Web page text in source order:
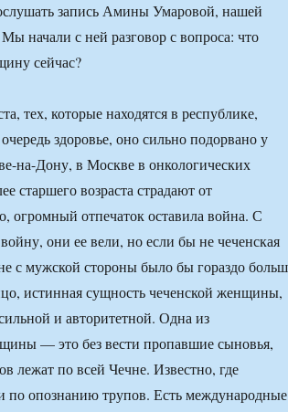
запись Амины Умаровой, нашей
начали с ней разговор с вопроса: что
сейчас?
тех, которые находятся в республике,
здоровье, оно сильно подорвано у
на-Дону, в Москве в онкологических
возраста страдают от
огромный отпечаток оставила война. С
они ее вели, но если бы не чеченская
с мужской стороны было бы гораздо
истинная сущность чеченской женщины,
и авторитетной. Одна из
— это без вести пропавшие сыновья,
лежат по всей Чечне. Известно, где
по опознанию трупов. Есть международные